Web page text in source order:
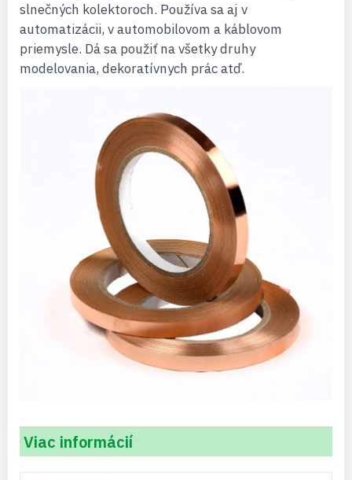
slnečných kolektoroch. Používa sa aj v
automatizácii, v automobilovom a káblovom
priemysle. Dá sa použiť na všetky druhy
modelovania, dekoratívnych prác atď.
Viac informácií